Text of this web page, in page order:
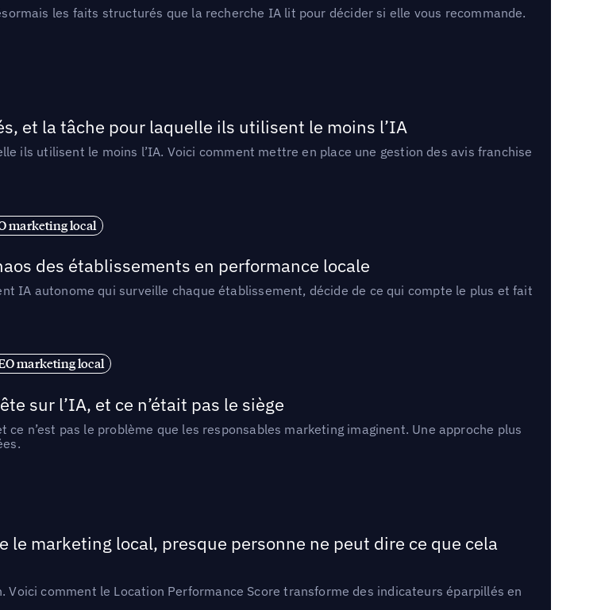
les faits structurés que la recherche IA lit pour décider si elle vous recommande.
et la tâche pour laquelle ils utilisent le moins l’IA
ils utilisent le moins l’IA. Voici comment mettre en place une gestion des avis franchise
marketing local
des établissements en performance locale
IA autonome qui surveille chaque établissement, décide de ce qui compte le plus et fait
marketing local
sur l’IA, et ce n’était pas le siège
ce n’est pas le problème que les responsables marketing imaginent. Une approche plus
le marketing local, presque personne ne peut dire ce que cela
comment le Location Performance Score transforme des indicateurs éparpillés en